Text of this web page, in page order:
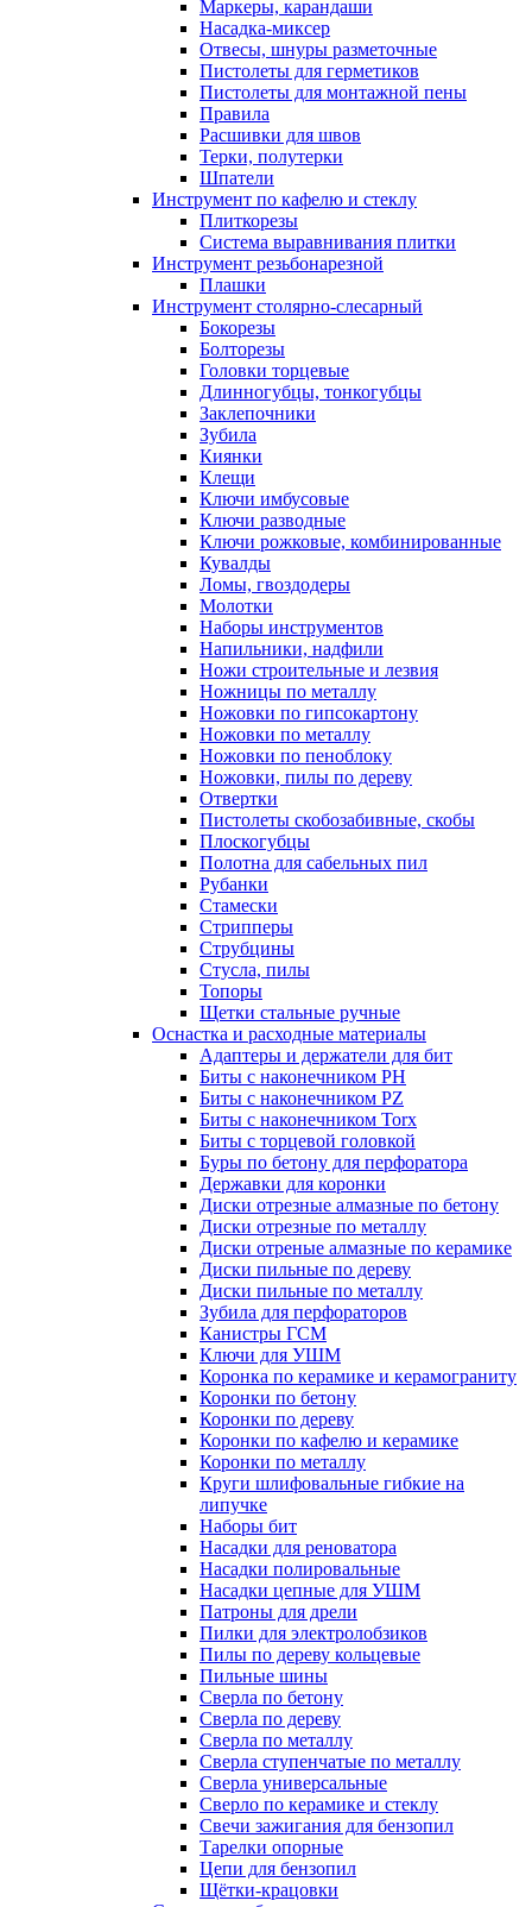
Маркеры, карандаши
Насадка-миксер
Отвесы, шнуры разметочные
Пистолеты для герметиков
Пистолеты для монтажной пены
Правила
Расшивки для швов
Терки, полутерки
Шпатели
Инструмент по кафелю и стеклу
Плиткорезы
Система выравнивания плитки
Инструмент резьбонарезной
Плашки
Инструмент столярно-слесарный
Бокорезы
Болторезы
Головки торцевые
Длинногубцы, тонкогубцы
Заклепочники
Зубила
Киянки
Клещи
Ключи имбусовые
Ключи разводные
Ключи рожковые, комбинированные
Кувалды
Ломы, гвоздодеры
Молотки
Наборы инструментов
Напильники, надфили
Ножи строительные и лезвия
Ножницы по металлу
Ножовки по гипсокартону
Ножовки по металлу
Ножовки по пеноблоку
Ножовки, пилы по дереву
Отвертки
Пистолеты скобозабивные, скобы
Плоскогубцы
Полотна для сабельных пил
Рубанки
Стамески
Стрипперы
Струбцины
Стусла, пилы
Топоры
Щетки стальные ручные
Оснастка и расходные материалы
Адаптеры и держатели для бит
Биты с наконечником PH
Биты с наконечником PZ
Биты с наконечником Torx
Биты с торцевой головкой
Буры по бетону для перфоратора
Державки для коронки
Диски отрезные алмазные по бетону
Диски отрезные по металлу
Диски отреные алмазные по керамике
Диски пильные по дереву
Диски пильные по металлу
Зубила для перфораторов
Канистры ГСМ
Ключи для УШМ
Коронка по керамике и керамограниту
Коронки по бетону
Коронки по дереву
Коронки по кафелю и керамике
Коронки по металлу
Круги шлифовальные гибкие на
липучке
Наборы бит
Насадки для реноватора
Насадки полировальные
Насадки цепные для УШМ
Патроны для дрели
Пилки для электролобзиков
Пилы по дереву кольцевые
Пильные шины
Сверла по бетону
Сверла по дереву
Сверла по металлу
Сверла ступенчатые по металлу
Сверла универсальные
Сверло по керамике и стеклу
Свечи зажигания для бензопил
Тарелки опорные
Цепи для бензопил
Щётки-крацовки